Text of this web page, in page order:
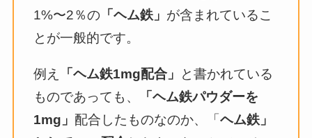
1%〜2％の 「ヘム鉄」 が含まれているこ
とが一般的です。
例え 「ヘム鉄1mg配合」
と書かれている
ものであっても、
「ヘム鉄パウダーを
1mg」 配合したものなのか、「ヘム鉄」